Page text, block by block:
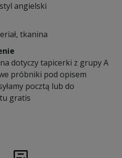
angielski
tkanina
dotyczy tapicerki z grupy A
próbniki pod opisem
pocztą lub do
gratis